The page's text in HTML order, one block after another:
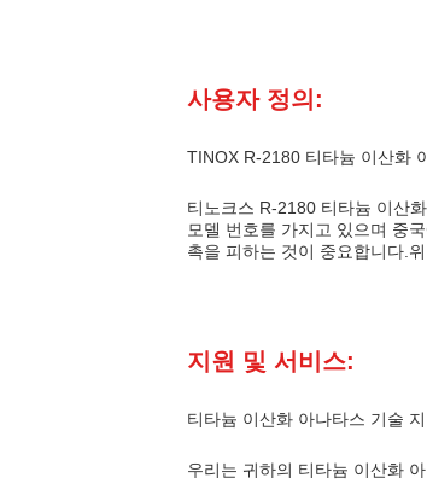
사용자 정의:
TINOX R-2180 티타늄 이산화
티노크스 R-2180 티타늄 이산
모델 번호를 가지고 있으며 중
촉을 피하는 것이 중요합니다.
지원 및 서비스:
티타늄 이산화 아나타스 기술
우리는 귀하의 티타늄 이산화